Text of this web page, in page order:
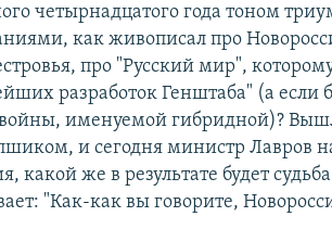
четырнадцатого года тоном
как живописал про
про "Русский мир",
разработок Генштаба" (а если
именуемой гибридной)?
и сегодня министр Лавров
какой же в результате будет
"Как-как вы говорите,